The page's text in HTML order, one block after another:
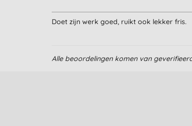
Doet zijn werk goed, ruikt ook lekker fris.
Alle beoordelingen komen van